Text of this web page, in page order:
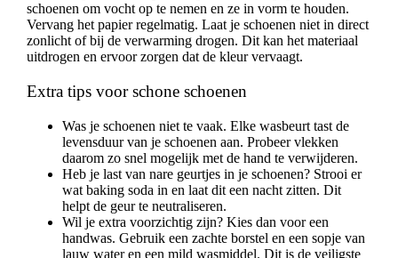
schoenen om vocht op te nemen en ze in vorm te houden.
Vervang het papier regelmatig. Laat je schoenen niet in direct
zonlicht of bij de verwarming drogen. Dit kan het materiaal
uitdrogen en ervoor zorgen dat de kleur vervaagt.
Extra tips voor schone schoenen
Was je schoenen niet te vaak. Elke wasbeurt tast de
levensduur van je schoenen aan. Probeer vlekken
daarom zo snel mogelijk met de hand te verwijderen.
Heb je last van nare geurtjes in je schoenen? Strooi er
wat baking soda in en laat dit een nacht zitten. Dit
helpt de geur te neutraliseren.
Wil je extra voorzichtig zijn? Kies dan voor een
handwas. Gebruik een zachte borstel en een sopje van
lauw water en een mild wasmiddel. Dit is de veiligste